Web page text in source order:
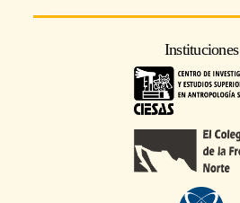
Instituciones